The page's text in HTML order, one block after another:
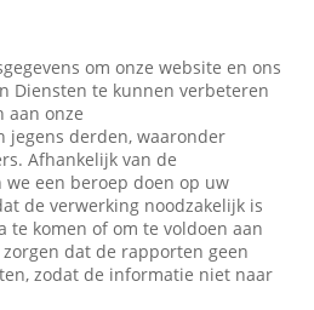
om onze website en ons
Diensten te kunnen verbeteren
aan onze
jegens derden, waaronder
Afhankelijk van de
een beroep doen op uw
de verwerking noodzakelijk is
te komen of om te voldoen aan
dat de rapporten geen
zodat de informatie niet naar